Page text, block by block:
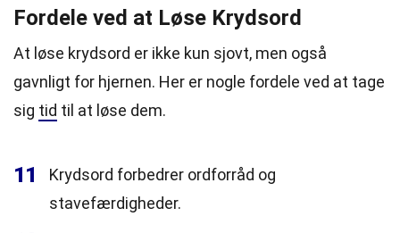
Fordele ved at Løse Krydsord
At løse krydsord er ikke kun sjovt, men også
gavnligt for hjernen. Her er nogle fordele ved at tage
sig tid til at løse dem.
11
Krydsord forbedrer ordforråd og
stavefærdigheder.